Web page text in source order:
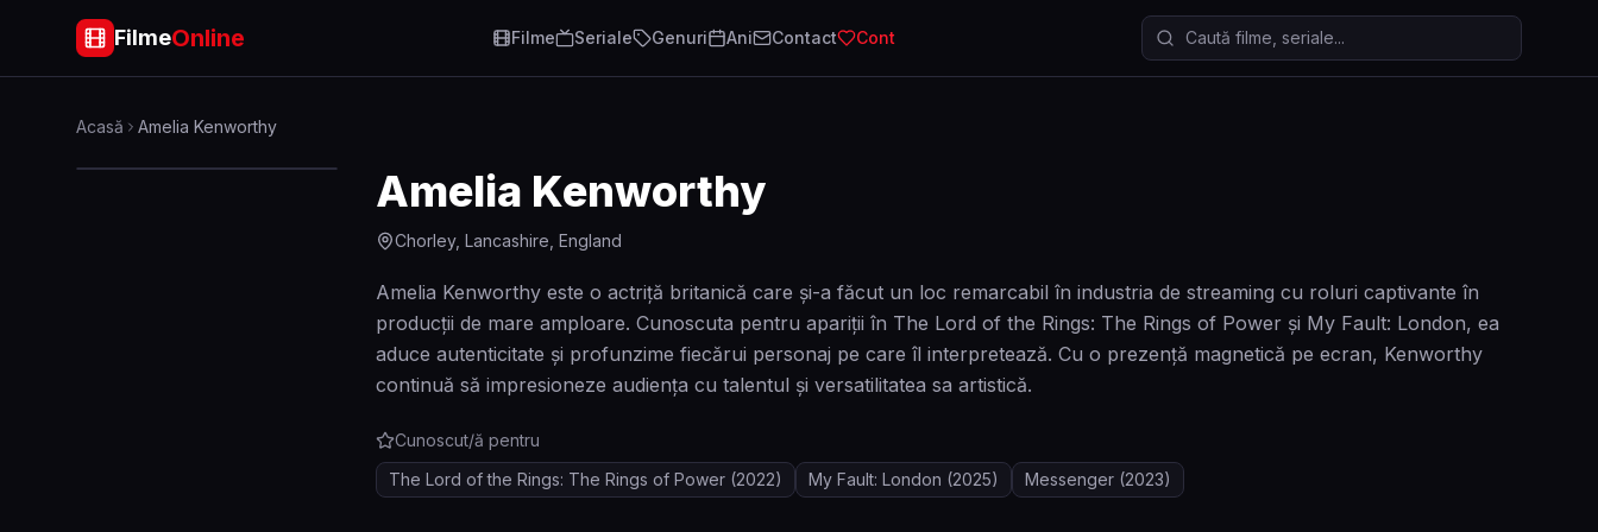
FilmeOnline Filme Seriale Genuri Ani Contact Cont Caută filme și seriale
Acasă Amelia Kenworthy
Amelia Kenworthy
Chorley, Lancashire, England
Amelia Kenworthy este o actriță britanică care și-a făcut un loc remarcabil în industria de streaming cu roluri captivante în
producții de mare amploare. Cunoscuta pentru apariții în The Lord of the Rings: The Rings of Power și My Fault: London, ea
aduce autenticitate și profunzime fiecărui personaj pe care îl interpretează. Cu o prezență magnetică pe ecran, Kenworthy
continuă să impresioneze audiența cu talentul și versatilitatea sa artistică.
Cunoscut/ă pentru
The Lord of the Rings: The Rings of Power (2022) My Fault: London (2025) Messenger (2023)